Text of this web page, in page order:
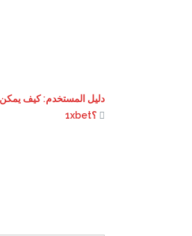
دليل المستخدم: كيف يمكن
1xbet؟